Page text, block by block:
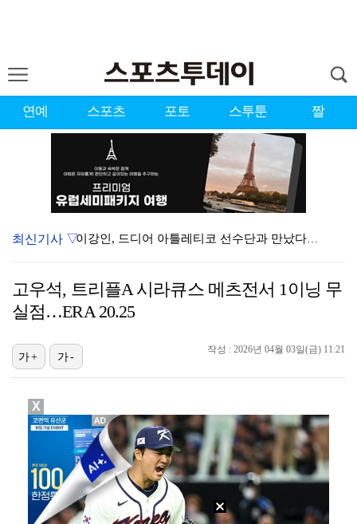
연예 스포츠 포토 스투툰 짤
이강인, 드디어 아틀레티코 선수단과 만났다…시메오네 감…
대한축구협회, 외국인 심판 7차례 성접대 의혹…이 기간…
"기분 맞춰주려고" 축구협회, 외국인 심판 성접대 의혹…
'주장 완장' 김민재, 한국 떠나기 전 뮌헨 동료들에게…
폭로자 "황정민, 본인 말에 책임져야…내가 사생활에 초…
'모솔연애2' 최혁준 "판단 오류로 불편함 드려 죄송"…
최신기사 ▽
고우석, 트리플A 시라큐스 메츠전서 1이닝 무
실점…ERA 20.25
작성 : 2026년 04월 03일(금) 11:21
가+ 가-
X